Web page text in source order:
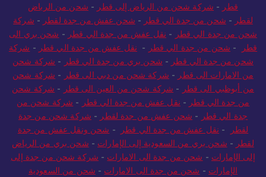
قطر - شركة شحن من الرياض إلى قطر - شحن من الرياض
لقطر - شحن من جدة الي قطر - شحن عفش من جدة لقطر - شركة
شحن من جدة الي قطر - نقل عفش من جدة الي قطر - شحن بري الى
قطر
- شحن من جدة الي قطر - نقل عفش من جدة الي قطر - شركة
شحن من جدة الي قطر - شحن بري من جدة الي قطر - شركة شحن
من الامارات الى قطر - شركة شحن من دبي الى قطر - شركة شحن
من أبوظبي الى قطر - شركة شحن من العين الى قطر - شركة شحن
من جدة الي قطر - نقل عفش من جدة الي قطر - شركة شحن من
جدة الي قطر - شحن عفش من جدة لقطر - شركة شحن من جدة
لقطر
- نقل عفش من جدة الي قطر - شحن ونقل عفش من جدة
لقطر - شحن بري من السعودية إلى الإمارات - شحن بري من الرياض
إلى الإمارات - شحن من جدة الى الامارات - شركة شحن من جدة إلى
الإمارات - شحن من جدة الى الامارات - شحن من السعودية